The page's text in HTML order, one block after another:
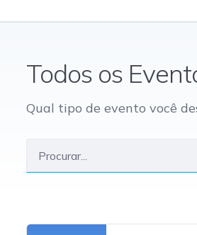
Todos os
Qual tipo de evento você